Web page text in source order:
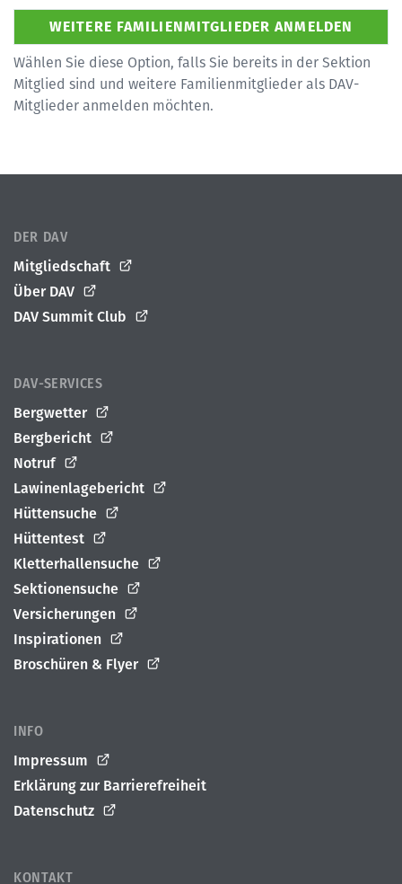
Wählen Sie diese Option, falls Sie bereits in der Sektion
Mitglied sind und weitere Familienmitglieder als DAV-
Mitglieder anmelden möchten.
DER DAV
Mitgliedschaft
Über DAV
DAV Summit Club
DAV-SERVICES
Bergwetter
Bergbericht
Notruf
Lawinenlagebericht
Hüttensuche
Hüttentest
Kletterhallensuche
Sektionensuche
Versicherungen
Inspirationen
Broschüren & Flyer
INFO
Impressum
Erklärung zur Barrierefreiheit
Datenschutz
KONTAKT